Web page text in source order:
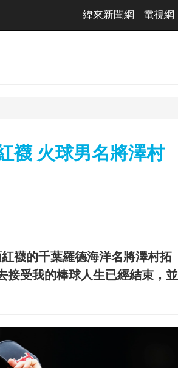
緯來新聞網 電視網
襪 火球男名將澤村
襪的千葉羅德海洋名將澤村拓
接受我的棒球人生已經結束，並